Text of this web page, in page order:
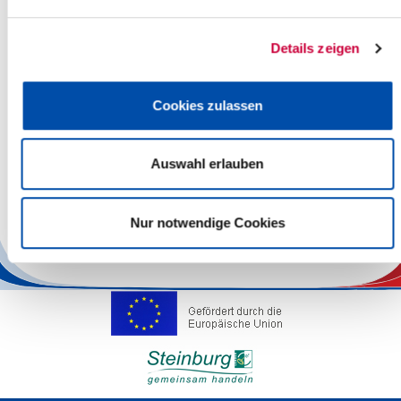
Details zeigen
Cookies zulassen
Auswahl erlauben
Nur notwendige Cookies
Untere Wasserbehörde
Anschrift
Viktoriastr. 16-18
25524 Itzehoe
Website www.steinburg.de
Herr Eberlein
Telefon 04821/69 731
eberlein[at]steinburg.de